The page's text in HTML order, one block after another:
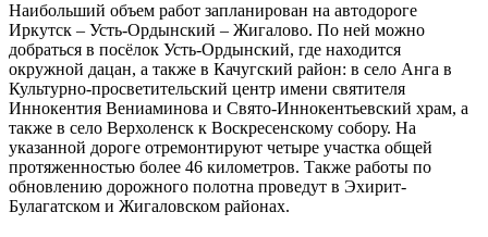
Наибольший объем работ запланирован на автодороге
Иркутск – Усть-Ордынский – Жигалово. По ней можно
добраться в посёлок Усть-Ордынский, где находится
окружной дацан, а также в Качугский район: в село Анга в
Культурно-просветительский центр имени святителя
Иннокентия Вениаминова и Свято-Иннокентьевский храм, а
также в село Верхоленск к Воскресенскому собору. На
указанной дороге отремонтируют четыре участка общей
протяженностью более 46 километров. Также работы по
обновлению дорожного полотна проведут в Эхирит-
Булагатском и Жигаловском районах.